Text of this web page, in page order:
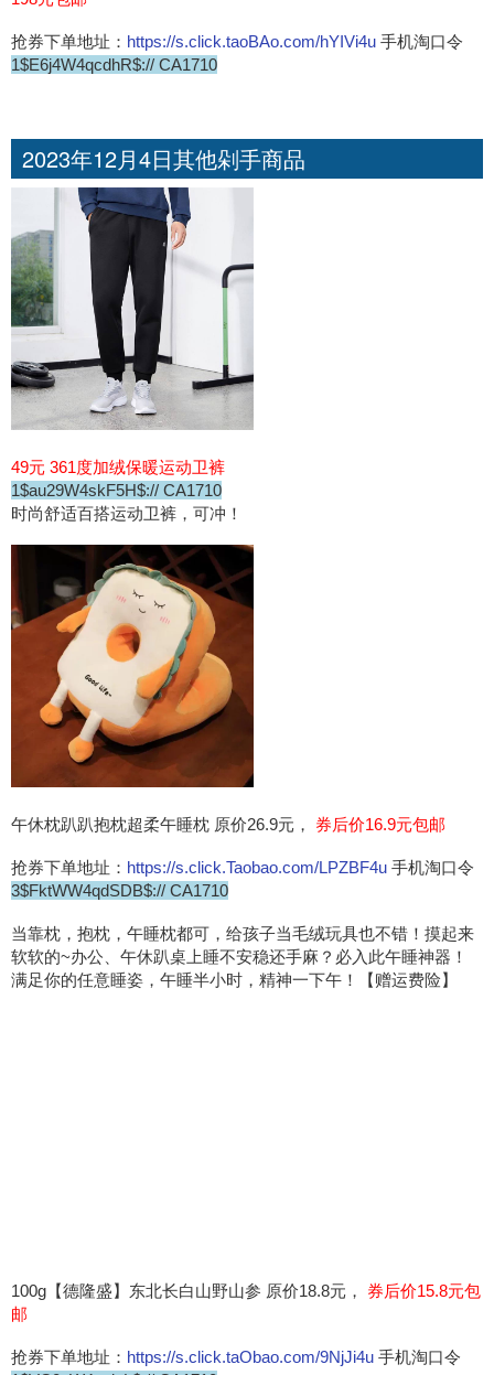
抢券下单地址： https://s.click.taoBAo.com/hYIVi4u 手机淘口令
1$E6j4W4qcdhR$:// CA1710
2023年12月4日其他剁手商品
49元 361度加绒保暖运动卫裤
1$au29W4skF5H$:// CA1710
时尚舒适百搭运动卫裤，可冲！
午休枕趴趴抱枕超柔午睡枕 原价26.9元， 券后价16.9元包邮
抢券下单地址： https://s.click.Taobao.com/LPZBF4u 手机淘口令
3$FktWW4qdSDB$:// CA1710
当靠枕，抱枕，午睡枕都可，给孩子当毛绒玩具也不错！摸起来
软软的~办公、午休趴桌上睡不安稳还手麻？必入此午睡神器！
满足你的任意睡姿，午睡半小时，精神一下午！【赠运费险】
100g【德隆盛】东北长白山野山参 原价18.8元， 券后价15.8元包
邮
抢券下单地址： https://s.click.taObao.com/9NjJi4u 手机淘口令